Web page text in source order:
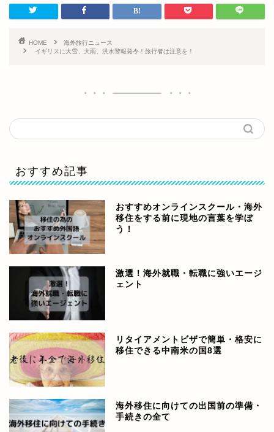
HOME
海外旅行ニュース
イギリスに大雪、大雨、洪水警報発令！旅行者は注意を！
おすすめ記事
おすすめオンラインスクール・海外
移住をする前に現地の言葉を学ぼ
う！
激選！海外就職・転職に強いエージ
ェント
リタイアメントビザで簡単・格安に
移住できる中南米の国8選
海外移住に向けての出国前の準備・
手続きの全て